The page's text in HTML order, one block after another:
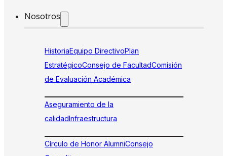
Nosotros
HistoriaEquipo DirectivoPlan
EstratégicoConsejo de FacultadComisión
de Evaluación Académica
Aseguramiento de la
calidadInfraestructura
Círculo de Honor AlumniConsejo